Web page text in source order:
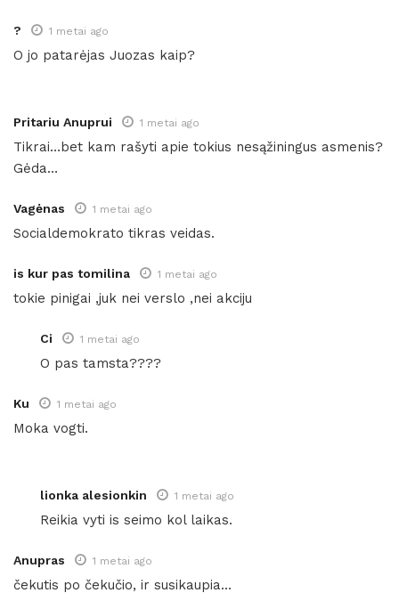
? 1 metai ago
O jo patarėjas Juozas kaip?
Pritariu Anuprui 1 metai ago
Tikrai…bet kam rašyti apie tokius nesąžiningus asmenis?
Gėda…
Vagėnas 1 metai ago
Socialdemokrato tikras veidas.
is kur pas tomilina 1 metai ago
tokie pinigai ,juk nei verslo ,nei akciju
Ci 1 metai ago
O pas tamsta????
Ku 1 metai ago
Moka vogti.
lionka alesionkin 1 metai ago
Reikia vyti is seimo kol laikas.
Anupras 1 metai ago
čekutis po čekučio, ir susikaupia…